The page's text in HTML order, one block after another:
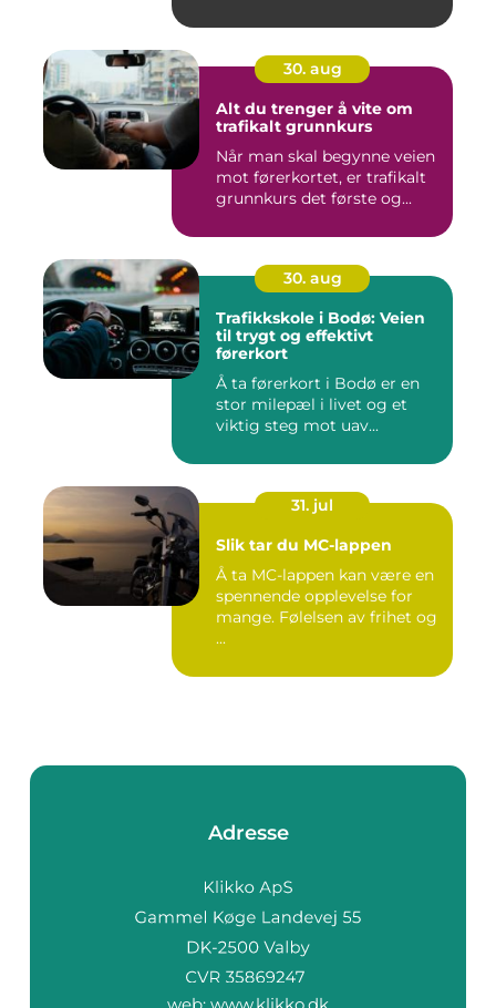
30. aug
Alt du trenger å vite om
trafikalt grunnkurs
Når man skal begynne veien
mot førerkortet, er trafikalt
grunnkurs det første og...
30. aug
Trafikkskole i Bodø: Veien
til trygt og effektivt
førerkort
Å ta førerkort i Bodø er en
stor milepæl i livet og et
viktig steg mot uav...
31. jul
Slik tar du MC-lappen
Å ta MC-lappen kan være en
spennende opplevelse for
mange. Følelsen av frihet og
...
Adresse
web: www.klikko.dk